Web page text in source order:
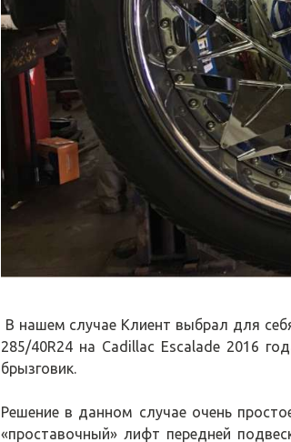
В нашем случае Клиент выбрал для
285/40R24 на Cadillac Escalade 2016
брызговик.
Решение в данном случае очень
«проставочный» лифт передней